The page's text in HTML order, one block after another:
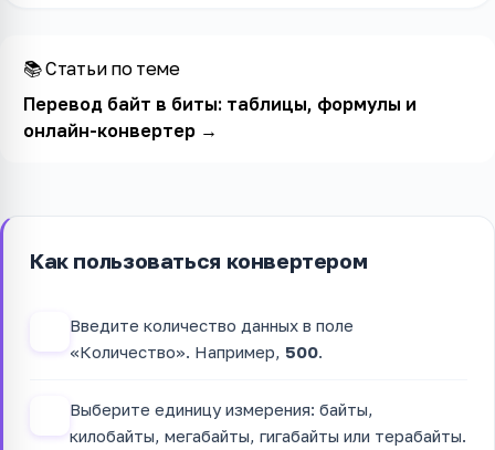
📚 Статьи по теме
Перевод байт в биты: таблицы, формулы и
онлайн-конвертер→
Как пользоваться конвертером
Введите количество данных в поле
«Количество». Например, 500.
Выберите единицу измерения: байты,
килобайты, мегабайты, гигабайты или терабайты.